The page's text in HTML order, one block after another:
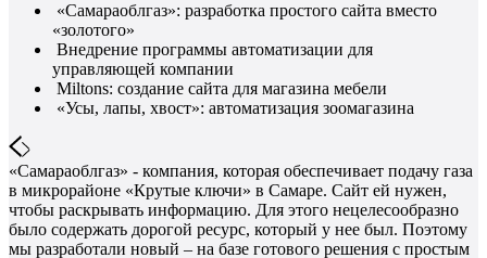
«Самараоблгаз»: разработка простого сайта вместо
«золотого»
Внедрение программы автоматизации для
управляющей компании
Miltons: создание сайта для магазина мебели
«Усы, лапы, хвост»: автоматизация зоомагазина
«Самараоблгаз» - компания, которая обеспечивает подачу газа
в микрорайоне «Крутые ключи» в Самаре. Сайт ей нужен,
чтобы раскрывать информацию. Для этого нецелесообразно
было содержать дорогой ресурс, который у нее был. Поэтому
мы разработали новый – на базе готового решения с простым